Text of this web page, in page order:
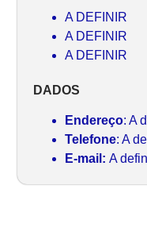
A DEFINIR
A DEFINIR
A DEFINIR
DADOS
Endereço: A
Telefone: A
E-mail: A